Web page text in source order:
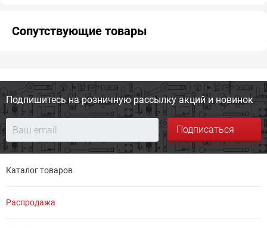
Сопутствующие товары
Подпишитесь на розничную рассылку акций и новинок
Подписаться
Каталог товаров
Распродажа